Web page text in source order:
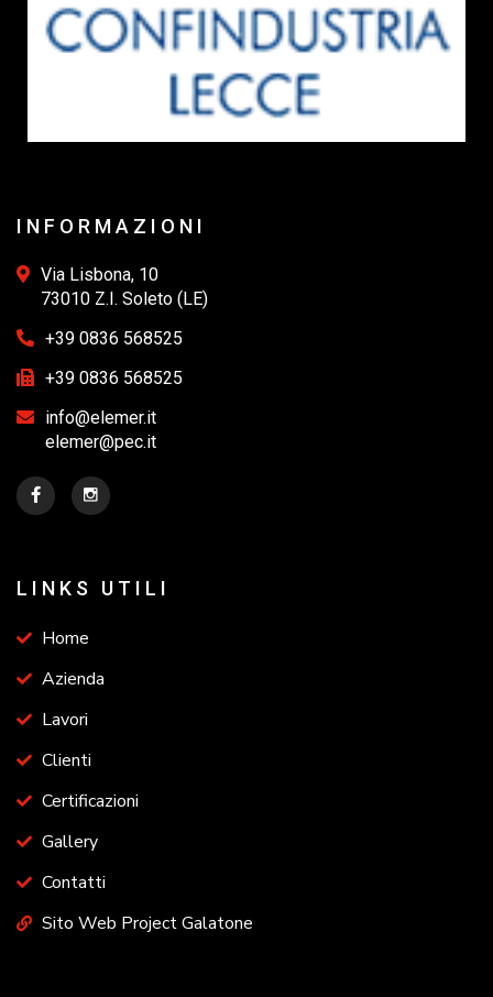
INFORMAZIONI
Via Lisbona, 10
73010 Z.I. Soleto (LE)
+39 0836 568525
+39 0836 568525
info@elemer.it
elemer@pec.it
LINKS UTILI
Home
Azienda
Lavori
Clienti
Certificazioni
Gallery
Contatti
Sito Web Project Galatone